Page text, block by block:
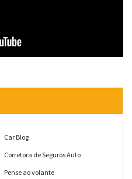
Car Blog
Corretora de Seguros Auto
Pense ao volante